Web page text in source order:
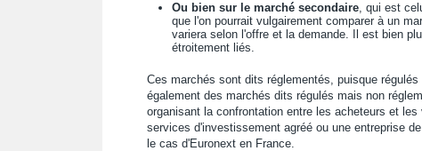
Ou bien sur le marché secondaire, qui est
que l'on pourrait vulgairement comparer à un
variera selon l'offre et la demande. Il est bien
étroitement liés.
Ces marchés sont dits réglementés, puisque
également des marchés dits régulés mais non
organisant la confrontation entre les acheteurs et
services d'investissement agréé ou une entreprise
le cas d'Euronext en France.